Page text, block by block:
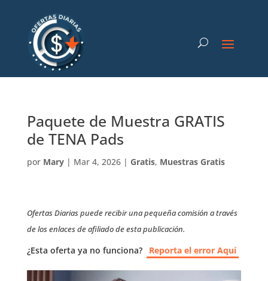
Paquete de Muestra GRATIS
de TENA Pads
por Mary| Mar 4, 2026| Gratis, Muestras Gratis
Ofertas Diarias puede recibir una pequeña comisión a través
de los enlaces de afiliado de esta publicación.
¿Esta oferta ya no funciona? Reporta el error Aquí